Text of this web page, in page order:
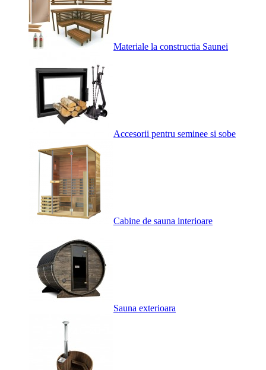
Materiale la constructia Saunei
Accesorii pentru seminee si sobe
Cabine de sauna interioare
Sauna exterioara